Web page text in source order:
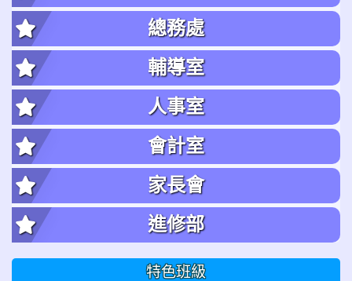
總務處
輔導室
人事室
會計室
家長會
進修部
特色班級